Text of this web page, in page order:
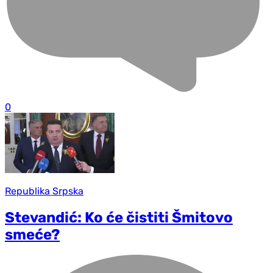
0
Republika Srpska
Stevandić: Ko će čistiti Šmitovo
smeće?